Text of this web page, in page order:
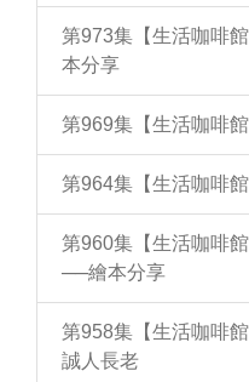
第973集【生活咖啡
本分享
第969集【生活咖啡
第964集【生活咖啡
第960集【生活咖啡
──繪本分享
第958集【生活咖啡
誠人長老